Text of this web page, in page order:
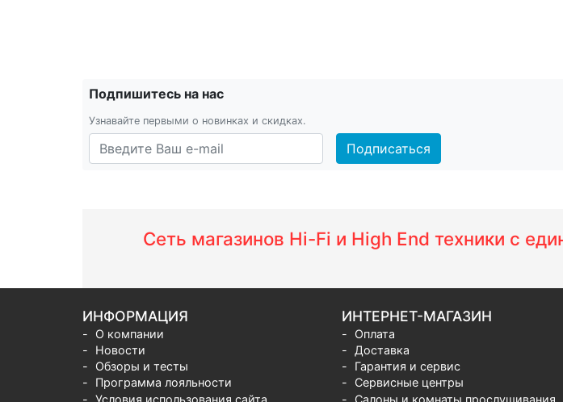
Подпишитесь на нас
Узнавайте первыми о новинках и скидках.
Подписаться
Сеть магазинов Hi-Fi и High End техники с
ИНФОРМАЦИЯ
О компании
Новости
Обзоры и тесты
Программа лояльности
Условия использования сайта
ИНТЕРНЕТ-МАГАЗИН
Оплата
Доставка
Гарантия и сервис
Сервисные центры
Салоны и комнаты прослушивания